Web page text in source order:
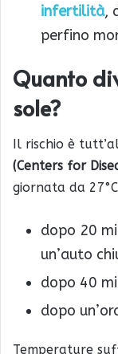
infertilità,
perfino
Quanto
sole?
Il rischio è
(Centers for
giornata da 27°C
dopo 20
un’auto
dopo 40
dopo
Temperature